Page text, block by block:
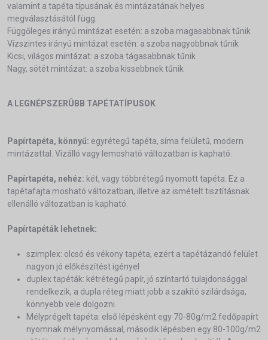
valamint a tapéta típusának és mintázatának helyes
megválasztásától függ.
Függőleges irányú mintázat esetén: a szoba magasabbnak tűnik
Vízszintes irányú mintázat esetén: a szoba nagyobbnak tűnik
Kicsi, világos mintázat: a szoba tágasabbnak tűnik
Nagy, sötét mintázat: a szoba kissebbnek tűnik
A LEGNÉPSZERÛBB TAPÉTATÍPUSOK
Papírtapéta, könnyű: egyrétegű tapéta, síma felületű, modern
mintázattal. Vízálló vagy lemosható változatban is kapható.
Papírtapéta, nehéz: két, vagy többrétegű nyomott tapéta. Ez a
tapétafajta mosható változatban, illetve az ismételt tisztításnak
ellenálló változatban is kapható.
Papírtapéták lehetnek:
szimplex: olcsó és vékony tapéta, ezért a tapétázandó felület
nagyon jó előkészítést igényel
duplex tapéták: kétrétegű papír, jó színtartó tulajdonsággal
rendelkezik, a dupla réteg miatt jobb a szakító szilárdsága,
könnyebb vele dolgozni.
Mélyprégelt tapéta: első lépésként egy 70-80g/m2 fedőpapírt
nyomnak mélynyomással, második lépésben egy 80-100g/m2